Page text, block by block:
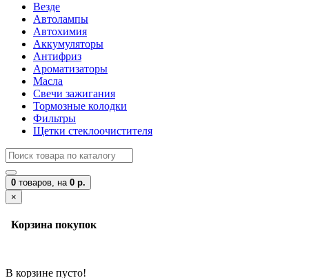
Везде
Автолампы
Автохимия
Аккумуляторы
Антифриз
Ароматизаторы
Масла
Свечи зажигания
Тормозные колодки
Фильтры
Щетки стеклоочистителя
0 товаров, на 0 р.
×
Корзина покупок
В корзине пусто!